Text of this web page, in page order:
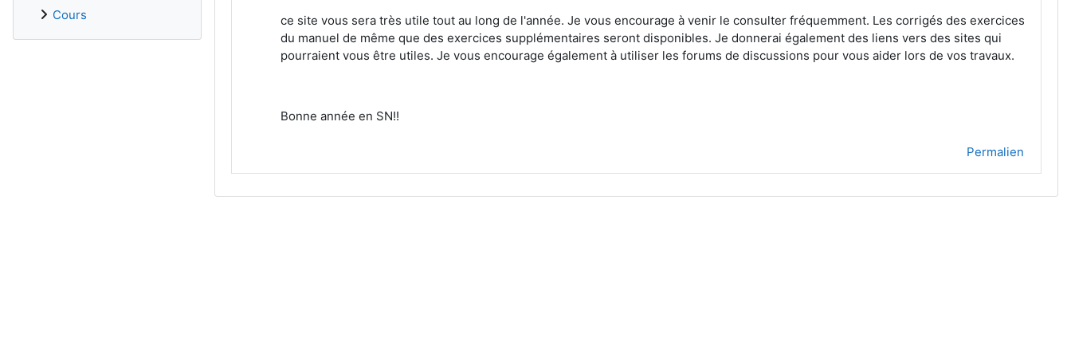
ce site vous sera très utile tout au long de l'année. Je vous encourage à venir le consulter fréquemment. Les corrigés des exercices
du manuel de même que des exercices supplémentaires seront disponibles. Je donnerai également des liens vers des sites qui
pourraient vous être utiles. Je vous encourage également à utiliser les forums de discussions pour vous aider lors de vos travaux.
Bonne année en SN!!
Permalien
Cours